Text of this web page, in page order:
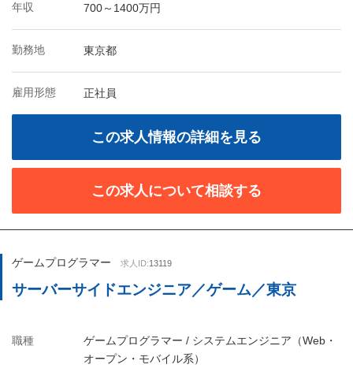
年収 700～1400万円
勤務地 東京都
雇用形態 正社員
この求人情報の詳細を見る
この求人について相談する
ゲームプログラマー 求人ID:13119
サーバーサイドエンジニア／ゲーム／東京
職種
ゲームプログラマー / システムエンジニア（Web・
オープン・モバイル系）